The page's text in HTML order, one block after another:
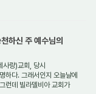
하신 주 예수님의
랑)교회, 당시
하다. 그래서인지 오늘날에
런데 빌라델비아 교회가